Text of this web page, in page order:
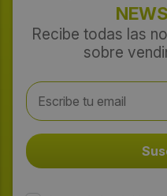
Recibe todas las
sobre